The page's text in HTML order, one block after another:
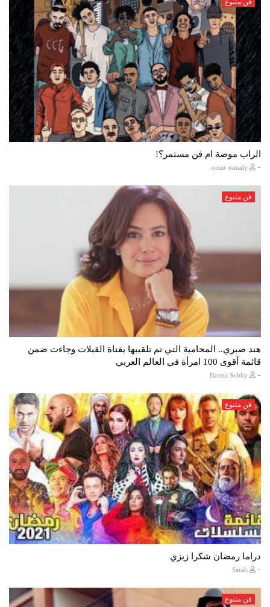
فن متنوع
الراب موضة ام فن مستمر؟!
-
فن متنوع
هند صبري.. المحامية التي تم تلقيبها بفتاة القبلات وجاءت ضمن
قائمة أقوى 100 امرأة في العالم العربي
-
فن متنوع
دراما رمضان شكرا زيزي
-
فن متنوع